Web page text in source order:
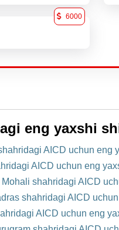
6000
eng yaxshi
AICD uchun eng
AICD uchun eng
shahridagi AICD
shahridagi AICD
AICD uchun eng